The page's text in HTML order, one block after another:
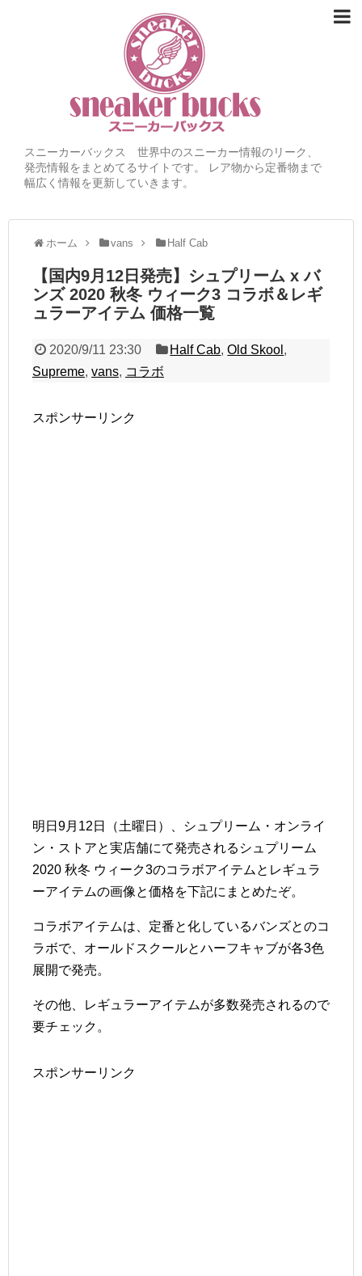
スニーカーバックス 世界中のスニーカー情報のリーク、
発売情報をまとめてるサイトです。 レア物から定番物まで
幅広く情報を更新していきます。
ホーム vans Half Cab
【国内9月12日発売】シュプリーム x バ
ンズ 2020 秋冬 ウィーク3 コラボ＆レギ
ュラーアイテム 価格一覧
2020/9/11 23:30 Half Cab,Old Skool ,
Supreme, vans, コラボ
スポンサーリンク
明日9月12日（土曜日）、シュプリーム・オンライ
ン・ストアと実店舗にて発売されるシュプリーム
2020 秋冬 ウィーク3のコラボアイテムとレギュラ
ーアイテムの画像と価格を下記にまとめたぞ。
コラボアイテムは、定番と化しているバンズとのコ
ラボで、オールドスクールとハーフキャブが各3色
展開で発売。
その他、レギュラーアイテムが多数発売されるので
要チェック。
スポンサーリンク